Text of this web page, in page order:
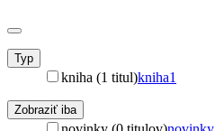
Typ
kniha (1 titul)kniha1
Zobraziť iba